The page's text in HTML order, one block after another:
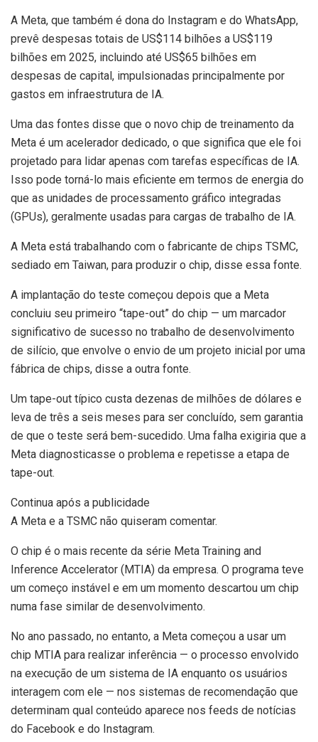
A Meta, que também é dona do Instagram e do WhatsApp,
prevê despesas totais de US$114 bilhões a US$119
bilhões em 2025, incluindo até US$65 bilhões em
despesas de capital, impulsionadas principalmente por
gastos em infraestrutura de IA.
Uma das fontes disse que o novo chip de treinamento da
Meta é um acelerador dedicado, o que significa que ele foi
projetado para lidar apenas com tarefas específicas de IA.
Isso pode torná-lo mais eficiente em termos de energia do
que as unidades de processamento gráfico integradas
(GPUs), geralmente usadas para cargas de trabalho de IA.
A Meta está trabalhando com o fabricante de chips TSMC,
sediado em Taiwan, para produzir o chip, disse essa fonte.
A implantação do teste começou depois que a Meta
concluiu seu primeiro “tape-out” do chip — um marcador
significativo de sucesso no trabalho de desenvolvimento
de silício, que envolve o envio de um projeto inicial por uma
fábrica de chips, disse a outra fonte.
Um tape-out típico custa dezenas de milhões de dólares e
leva de três a seis meses para ser concluído, sem garantia
de que o teste será bem-sucedido. Uma falha exigiria que a
Meta diagnosticasse o problema e repetisse a etapa de
tape-out.
Continua após a publicidade
A Meta e a TSMC não quiseram comentar.
O chip é o mais recente da série Meta Training and
Inference Accelerator (MTIA) da empresa. O programa teve
um começo instável e em um momento descartou um chip
numa fase similar de desenvolvimento.
No ano passado, no entanto, a Meta começou a usar um
chip MTIA para realizar inferência — o processo envolvido
na execução de um sistema de IA enquanto os usuários
interagem com ele — nos sistemas de recomendação que
determinam qual conteúdo aparece nos feeds de notícias
do Facebook e do Instagram.